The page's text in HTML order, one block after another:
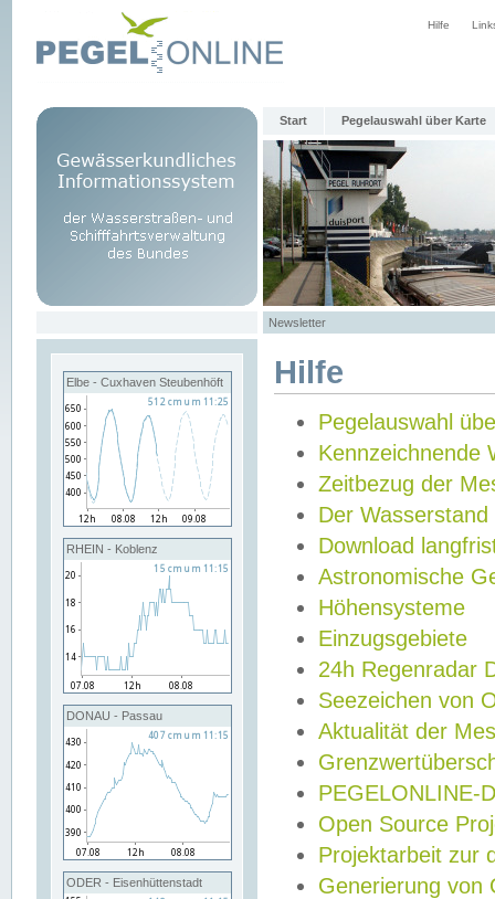
Hilfe
Start Pegelauswahl über Karte
Newsletter
Elbe - Cuxhaven Steubenhöft
RHEIN - Koblenz
DONAU - Passau
ODER - Eisenhüttenstadt
Hilfe
Pegelauswahl
Kennzeichnende
Zeitbezug der
Der Wasserstand
Download
Astronomische
Höhensysteme
Einzugsgebiete
24h Regenradar
Seezeichen von
Aktualität der
PEGELONLINE-
Open Source
Projektarbeit zur
Generierung von